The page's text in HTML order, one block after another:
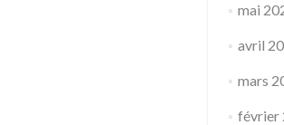
mai
avril
mars
février